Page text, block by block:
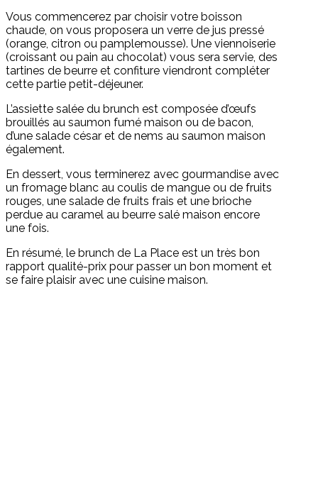
Vous commencerez par choisir votre boisson
chaude, on vous proposera un verre de jus pressé
(orange, citron ou pamplemousse). Une viennoiserie
(croissant ou pain au chocolat) vous sera servie, des
tartines de beurre et confiture viendront compléter
cette partie petit-déjeuner.
L’assiette salée du brunch est composée d’œufs
brouillés au saumon fumé maison ou de bacon,
d’une salade césar et de nems au saumon maison
également.
En dessert, vous terminerez avec gourmandise avec
un fromage blanc au coulis de mangue ou de fruits
rouges, une salade de fruits frais et une brioche
perdue au caramel au beurre salé maison encore
une fois.
En résumé, le brunch de La Place est un très bon
rapport qualité-prix pour passer un bon moment et
se faire plaisir avec une cuisine maison.